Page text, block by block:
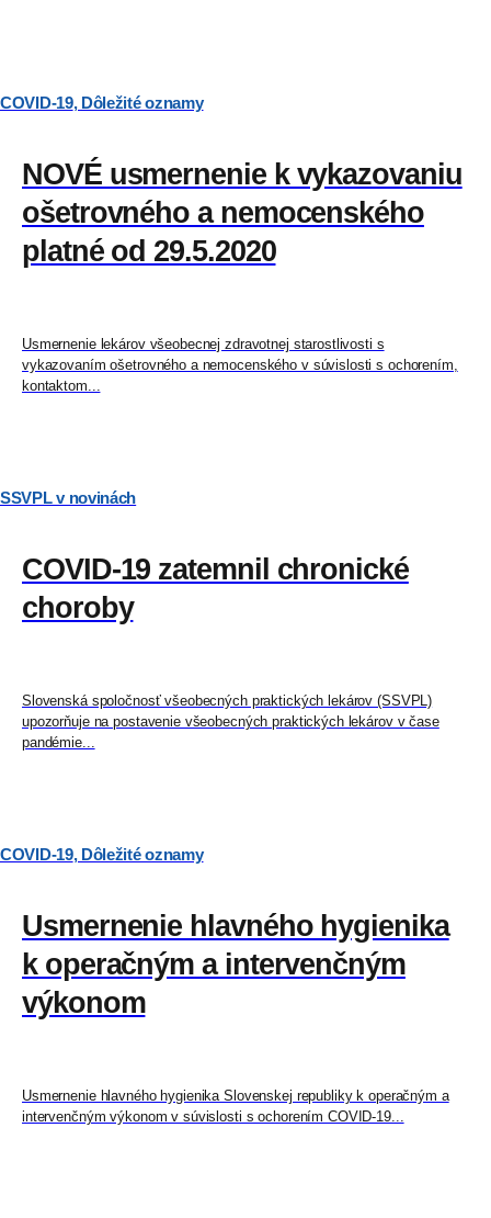
COVID-19, Dôležité oznamy
NOVÉ usmernenie k vykazovaniu
ošetrovného a nemocenského
platné od 29.5.2020
Usmernenie lekárov všeobecnej zdravotnej starostlivosti s
vykazovaním ošetrovného a nemocenského v súvislosti s ochorením,
kontaktom...
SSVPL v novinách
COVID-19 zatemnil chronické
choroby
Slovenská spoločnosť všeobecných praktických lekárov (SSVPL)
upozorňuje na postavenie všeobecných praktických lekárov v čase
pandémie...
COVID-19, Dôležité oznamy
Usmernenie hlavného hygienika
k operačným a intervenčným
výkonom
Usmernenie hlavného hygienika Slovenskej republiky k operačným a
intervenčným výkonom v súvislosti s ochorením COVID-19...